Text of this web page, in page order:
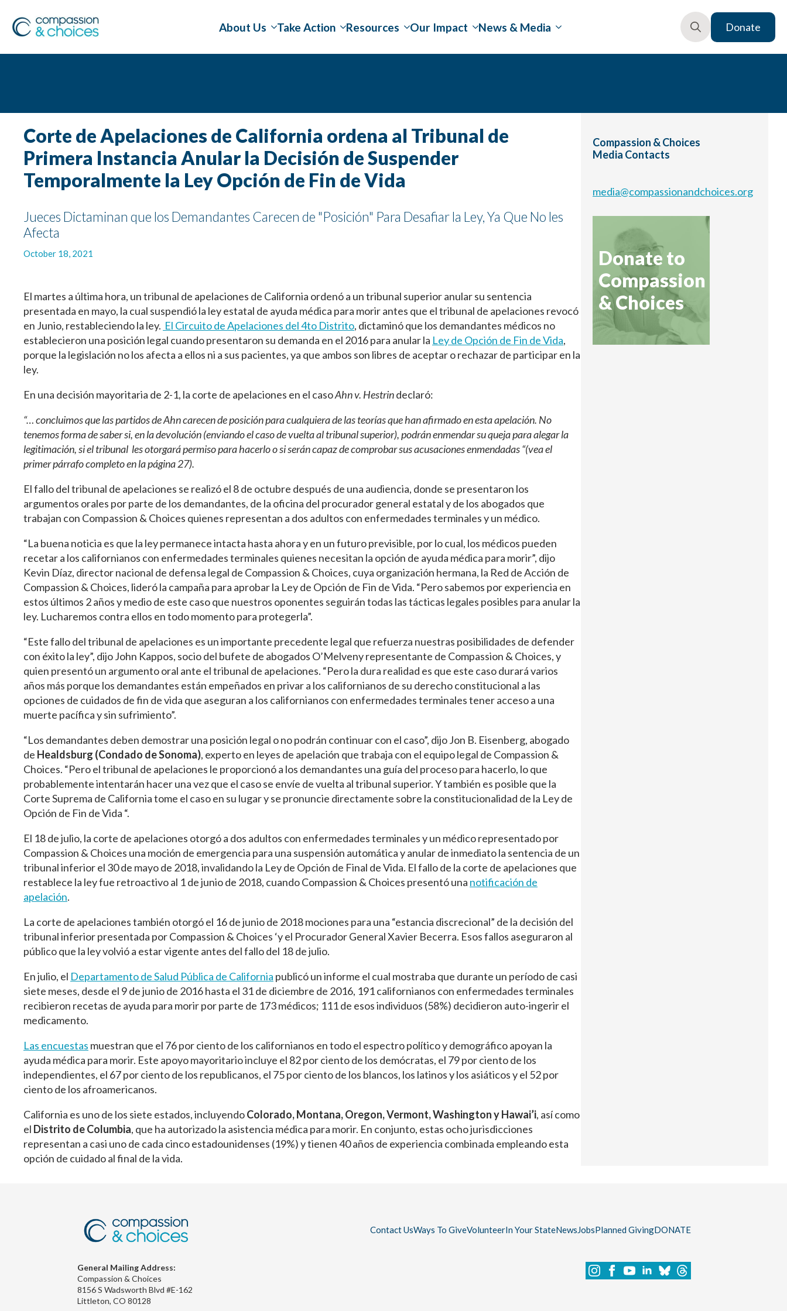
About Us Take Action Resources Our Impact News & Media Donate
Corte de Apelaciones de California ordena al Tribunal de
Primera Instancia Anular la Decisión de Suspender
Temporalmente la Ley Opción de Fin de Vida
Jueces Dictaminan que los Demandantes Carecen de "Posición" Para Desafiar la Ley, Ya Que No les
Afecta
October 18, 2021
El martes a última hora, un tribunal de apelaciones de California ordenó a un tribunal superior anular su sentencia
presentada en mayo, la cual suspendió la ley estatal de ayuda médica para morir antes que el tribunal de apelaciones revocó
en Junio, restableciendo la ley. El Circuito de Apelaciones del 4to Distrito, dictaminó que los demandantes médicos no
establecieron una posición legal cuando presentaron su demanda en el 2016 para anular la Ley de Opción de Fin de Vida,
porque la legislación no los afecta a ellos ni a sus pacientes, ya que ambos son libres de aceptar o rechazar de participar en la
ley.
En una decisión mayoritaria de 2-1, la corte de apelaciones en el casoAhn v. Hestrindeclaró:
“… concluimos que las partidos de Ahn carecen de posición para cualquiera de las teorías que han afirmado en esta apelación. No
tenemos forma de saber si, en la devolución (enviando el caso de vuelta al tribunal superior), podrán enmendar su queja para alegar la
legitimación, si el tribunal les otorgará permiso para hacerlo o si serán capaz de comprobar sus acusaciones enmendadas “(vea el
primer párrafo completo en la página 27).
El fallo del tribunal de apelaciones se realizó el 8 de octubre después de una audiencia, donde se presentaron los
argumentos orales por parte de los demandantes, de la oficina del procurador general estatal y de los abogados que
trabajan con Compassion & Choices quienes representan a dos adultos con enfermedades terminales y un médico.
“La buena noticia es que la ley permanece intacta hasta ahora y en un futuro previsible, por lo cual, los médicos pueden
recetar a los californianos con enfermedades terminales quienes necesitan la opción de ayuda médica para morir”, dijo
Kevin Díaz, director nacional de defensa legal de Compassion & Choices, cuya organización hermana, la Red de Acción de
Compassion & Choices, lideró la campaña para aprobar la Ley de Opción de Fin de Vida. “Pero sabemos por experiencia en
estos últimos 2 años y medio de este caso que nuestros oponentes seguirán todas las tácticas legales posibles para anular la
ley. Lucharemos contra ellos en todo momento para protegerla”.
“Este fallo del tribunal de apelaciones es un importante precedente legal que refuerza nuestras posibilidades de defender
con éxito la ley”, dijo John Kappos, socio del bufete de abogados O’Melveny representante de Compassion & Choices, y
quien presentó un argumento oral ante el tribunal de apelaciones. “Pero la dura realidad es que este caso durará varios
años más porque los demandantes están empeñados en privar a los californianos de su derecho constitucional a las
opciones de cuidados de fin de vida que aseguran a los californianos con enfermedades terminales tener acceso a una
muerte pacífica y sin sufrimiento”.
“Los demandantes deben demostrar una posición legal o no podrán continuar con el caso”, dijo Jon B. Eisenberg, abogado
de Healdsburg (Condado de Sonoma), experto en leyes de apelación que trabaja con el equipo legal de Compassion &
Choices. “Pero el tribunal de apelaciones le proporcionó a los demandantes una guía del proceso para hacerlo, lo que
probablemente intentarán hacer una vez que el caso se envíe de vuelta al tribunal superior. Y también es posible que la
Corte Suprema de California tome el caso en su lugar y se pronuncie directamente sobre la constitucionalidad de la Ley de
Opción de Fin de Vida “.
El 18 de julio, la corte de apelaciones otorgó a dos adultos con enfermedades terminales y un médico representado por
Compassion & Choices una moción de emergencia para una suspensión automática y anular de inmediato la sentencia de un
tribunal inferior el 30 de mayo de 2018, invalidando la Ley de Opción de Final de Vida. El fallo de la corte de apelaciones que
restablece la ley fue retroactivo al 1 de junio de 2018, cuando Compassion & Choices presentó una notificación de
apelación.
La corte de apelaciones también otorgó el 16 de junio de 2018 mociones para una “estancia discrecional” de la decisión del
tribunal inferior presentada por Compassion & Choices ‘y el Procurador General Xavier Becerra. Esos fallos aseguraron al
público que la ley volvió a estar vigente antes del fallo del 18 de julio.
En julio, el Departamento de Salud Pública de California publicó un informe el cual mostraba que durante un período de casi
siete meses, desde el 9 de junio de 2016 hasta el 31 de diciembre de 2016, 191 californianos con enfermedades terminales
recibieron recetas de ayuda para morir por parte de 173 médicos; 111 de esos individuos (58%) decidieron auto-ingerir el
medicamento.
Las encuestas muestran que el 76 por ciento de los californianos en todo el espectro político y demográfico apoyan la
ayuda médica para morir. Este apoyo mayoritario incluye el 82 por ciento de los demócratas, el 79 por ciento de los
independientes, el 67 por ciento de los republicanos, el 75 por ciento de los blancos, los latinos y los asiáticos y el 52 por
ciento de los afroamericanos.
California es uno de los siete estados, incluyendoColorado, Montana, Oregon, Vermont, Washington y Hawai’i, así como
el Distrito de Columbia, que ha autorizado la asistencia médica para morir. En conjunto, estas ocho jurisdicciones
representan a casi uno de cada cinco estadounidenses (19%) y tienen 40 años de experiencia combinada empleando esta
opción de cuidado al final de la vida.
Compassion & Choices
Media Contacts
media@compassionandchoices.org
Donate to
Compassion
& Choices
Contact UsWays To GiveVolunteerIn Your StateNewsJobsPlanned GivingDONATE
General Mailing Address:
Compassion & Choices
8156 S Wadsworth Blvd #E-162
Littleton, CO 80128